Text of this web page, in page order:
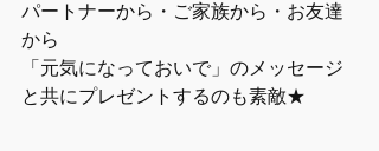
パートナーから・ご家族から・お友達
から
「元気になっておいで」のメッセージ
と共にプレゼントするのも素敵★